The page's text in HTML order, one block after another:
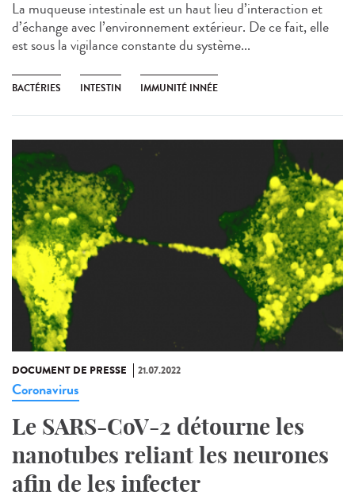
La muqueuse intestinale est un haut lieu d’interaction et
d’échange avec l’environnement extérieur. De ce fait, elle
est sous la vigilance constante du système...
BACTÉRIES INTESTIN IMMUNITÉ INNÉE
DOCUMENT DE PRESSE 21.07.2022
Coronavirus
Le SARS-CoV-2 détourne les
nanotubes reliant les neurones
afin de les infecter